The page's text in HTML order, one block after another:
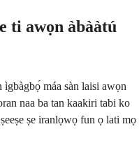
ti awọn àbààtú
máa sàn laisi awọn
naa ba tan kaakiri tabi ko
ṣe iranlọwọ fun ọ lati mọ